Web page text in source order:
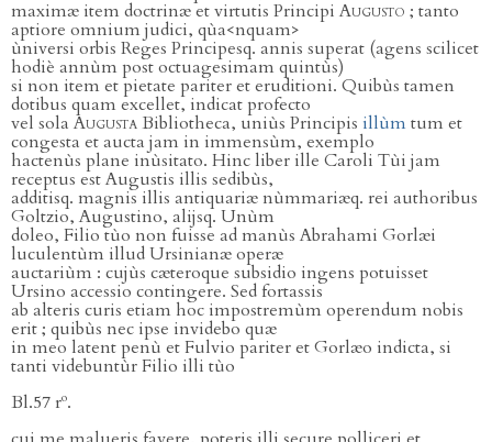
maximæ item doctrinæ et virtutis Principi Augusto ; tanto
aptiore omnium judici, qùa<nquam>
ùniversi orbis Reges Principesq. annis superat (agens scilicet
hodiè annùm post octuagesimam quintùs)
si non item et pietate pariter et eruditioni. Quibùs tamen
dotibus quam excellet, indicat profecto
vel sola AugustaBibliotheca, uniùs Principis illùmtum et
congesta et aucta jam in immensùm, exemplo
hactenùs plane inùsitato. Hinc liber ille Caroli Tùi jam
receptus est Augustis illis sedibùs,
additisq. magnis illis antiquariæ nùmmariæq. rei authoribus
Goltzio, Augustino, alijsq. Unùm
doleo, Filio tùo non fuisse ad manùs Abrahami Gorlæi
luculentùm illud Ursinianæ operæ
auctariùm : cujùs cæteroque subsidio ingens potuisset
Ursino accessio contingere. Sed fortassis
ab alteris curis etiam hoc impostremùm operendum nobis
erit ; quibùs nec ipse invidebo quæ
in meo latent penù et Fulvio pariter et Gorlæo indicta, si
tanti videbuntùr Filio illi tùo
Bl.57 ro.